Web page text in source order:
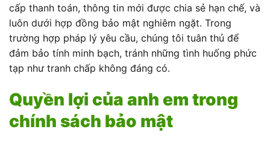
cấp thanh toán, thông tin mới được chia sẻ hạn chế, và
luôn dưới hợp đồng bảo mật nghiêm ngặt. Trong
trường hợp pháp lý yêu cầu, chúng tôi tuân thủ để
đảm bảo tính minh bạch, tránh những tình huống phức
tạp như tranh chấp không đáng có.
Quyền lợi của anh em trong
chính sách bảo mật